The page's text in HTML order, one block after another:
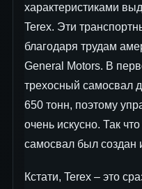
характеристиками
Terex. Эти
благодаря трудам
General Motors. В
трехосный самосвал
650 тонн, поэтому
очень искусно. Так
самосвал был
Кстати, Terex – это